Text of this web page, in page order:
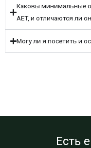
Каковы минимальные
AET, и отличаются ли
Могу ли я посетить и
Есть